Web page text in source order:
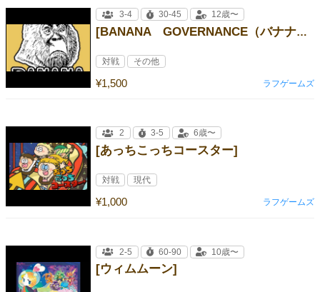
[BANANA GOVERNANCE（バナナガバナンス）]
¥1,500
3-4 30-45 12歳〜
対戦 その他
ラフゲームズ
[あっちこっちコースター]
¥1,000
2 3-5 6歳〜
対戦 現代
ラフゲームズ
[ウィムムーン]
2-5 60-90 10歳〜